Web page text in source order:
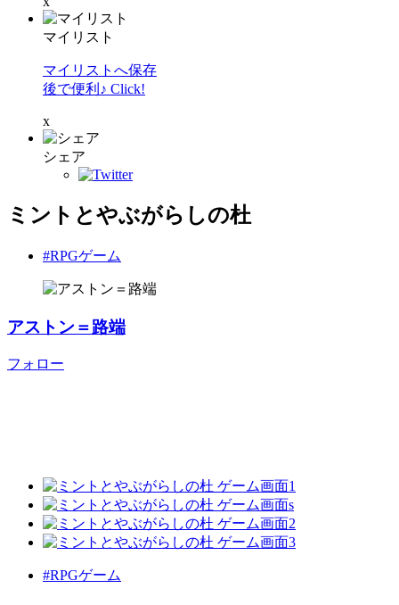
マイリスト
マイリストへ保存
後で便利♪ Click!
x
シェア
ミントとやぶがらしの杜
#RPGゲーム
アストン＝路端
フォロー
#RPGゲーム